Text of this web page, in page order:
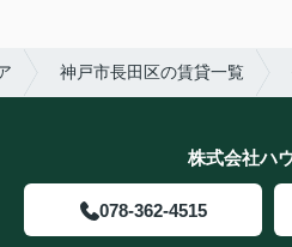
神戸市長田区の賃貸一覧
株式会社ハ
078-362-4515